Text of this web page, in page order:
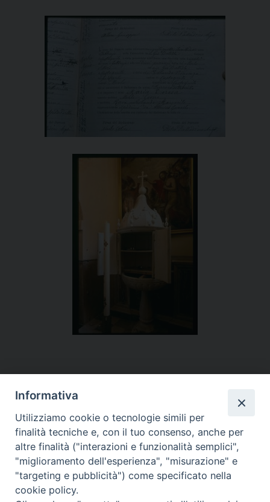
(06) 661.30.39
Per ulteriori informazioni teclamerlo@paoline.org
Informativa
Utilizziamo cookie o tecnologie simili per
finalità tecniche e, con il tuo consenso, anche per
altre finalità ("interazioni e funzionalità semplici",
"miglioramento dell'esperienza", "misurazione" e
"targeting e pubblicità") come specificato nella
cookie policy.